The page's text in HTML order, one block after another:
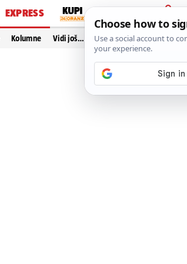
EXPRESS
PRIJAVA
Kolumne Vidi još…